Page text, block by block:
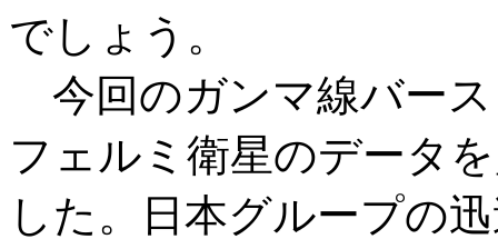
でしょう。
今回のガンマ線バース
フェルミ衛星のデータ
した。日本グループの